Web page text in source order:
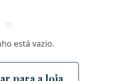
está vazio.
para a loja